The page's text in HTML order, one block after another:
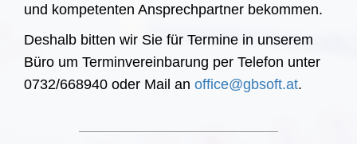
und kompetenten Ansprechpartner bekommen.
Deshalb bitten wir Sie für Termine in unserem
Büro um Terminvereinbarung per Telefon unter
0732/668940 oder Mail an office@gbsoft.at.